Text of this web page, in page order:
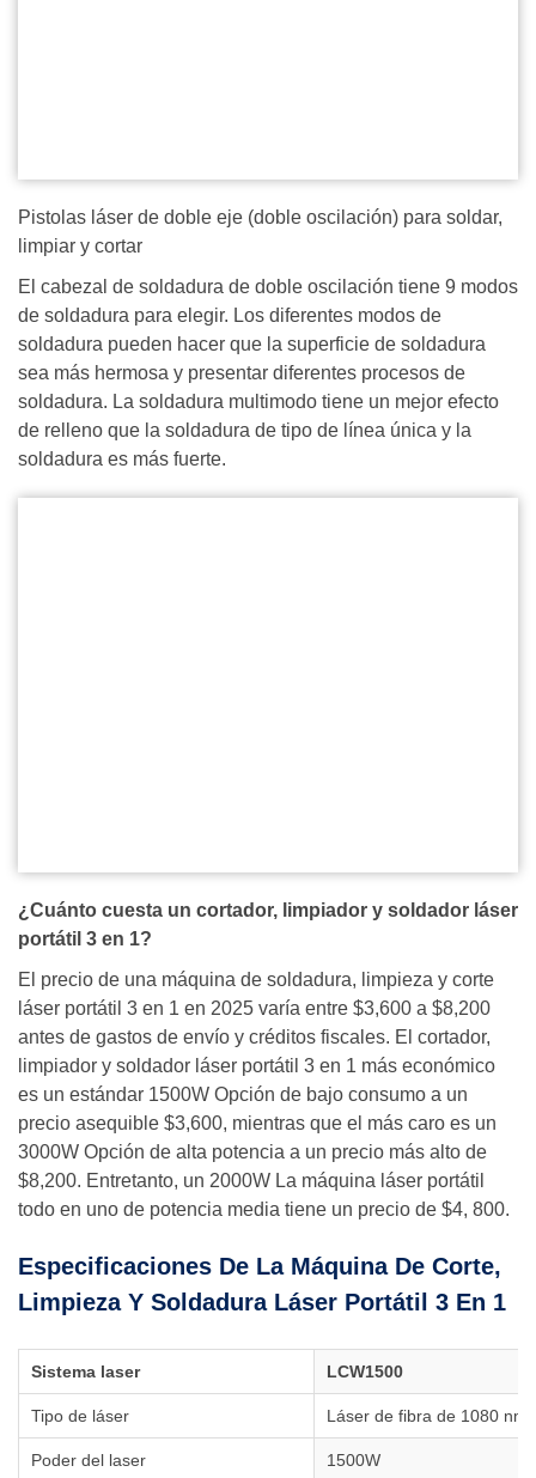
Pistolas láser de doble eje (doble oscilación) para soldar,
limpiar y cortar
El cabezal de soldadura de doble oscilación tiene 9 modos
de soldadura para elegir. Los diferentes modos de
soldadura pueden hacer que la superficie de soldadura
sea más hermosa y presentar diferentes procesos de
soldadura. La soldadura multimodo tiene un mejor efecto
de relleno que la soldadura de tipo de línea única y la
soldadura es más fuerte.
¿Cuánto cuesta un cortador, limpiador y soldador láser
portátil 3 en 1?
El precio de una máquina de soldadura, limpieza y corte
láser portátil 3 en 1 en 2025 varía entre $3,600 a $8,200
antes de gastos de envío y créditos fiscales. El cortador,
limpiador y soldador láser portátil 3 en 1 más económico
es un estándar 1500W Opción de bajo consumo a un
precio asequible $3,600, mientras que el más caro es un
3000W Opción de alta potencia a un precio más alto de
$8,200. Entretanto, un 2000W La máquina láser portátil
todo en uno de potencia media tiene un precio de $4, 800.
Especificaciones De La Máquina De Corte,
Limpieza Y Soldadura Láser Portátil 3 En 1
Sistema laser LCW1500
Tipo de láser Láser de fibra de 1080 nm
Poder del laser 1500W